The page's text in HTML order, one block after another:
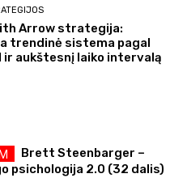
Arrow strategija:
trendinė sistema pagal
ir aukštesnį laiko intervalą
Brett Steenbarger –
psichologija 2.0 (32 dalis)